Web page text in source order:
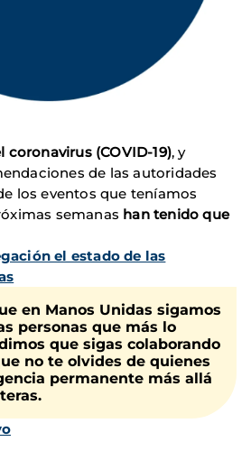
coronavirus (COVID-19), y
de las autoridades
los eventos que teníamos
semanas han tenido que
el estado de las
en Manos Unidas sigamos
personas que más lo
que sigas colaborando
no te olvides de quienes
permanente más allá